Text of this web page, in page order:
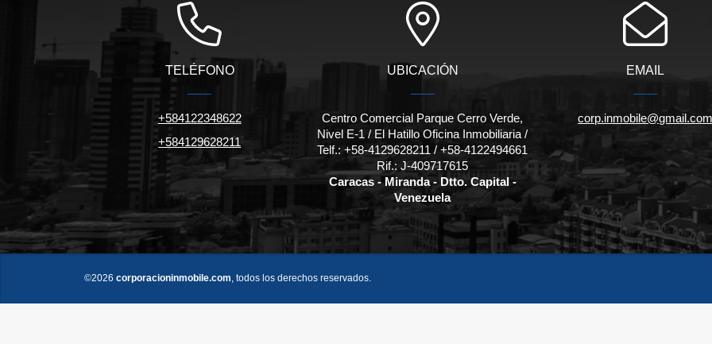
TELÉFONO
+584122348622
+584129628211
UBICACIÓN
Centro Comercial Parque Cerro Verde,
Nivel E-1 / El Hatillo Oficina Inmobiliaria /
Telf.: +58-4129628211 / +58-4122494661
Rif.: J-409717615
Caracas - Miranda - Dtto. Capital -
Venezuela
EMAIL
corp.inmobile@gmail.com
©2026 corporacioninmobile.com, todos los derechos reservados.